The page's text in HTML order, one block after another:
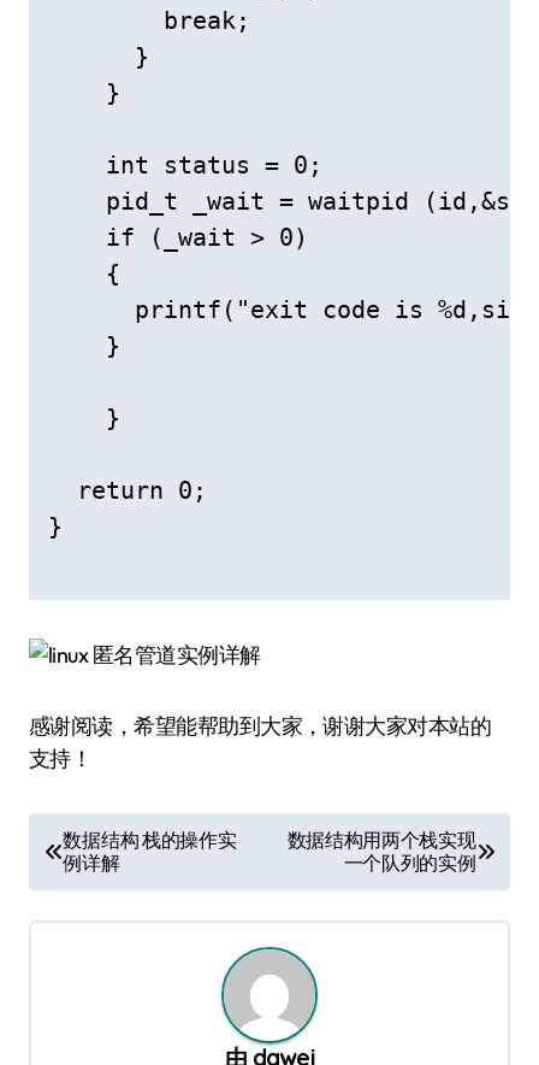
        break;
      }
    }
    int status = 0;
pid_t _wait = waitpid
    if (_wait > 0)
    {
printf("exit code is
    }
    }
  return 0;
}
感谢阅读，希望能帮助到大家，谢谢大家对本站的
支持！
章
导
数据结构 栈的操作实
例详解
数据结构用两个栈实现
一个队列的实例
由 dawei